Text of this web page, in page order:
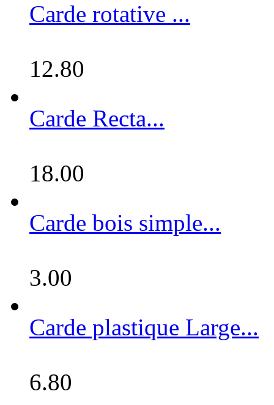
Carde rotative ...
12.80
Carde Recta...
18.00
Carde bois simple...
3.00
Carde plastique Large...
6.80